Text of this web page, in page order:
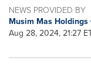
NEWS PROVIDED BY
Musim Mas Holdings
Aug 28, 2024, 21:27